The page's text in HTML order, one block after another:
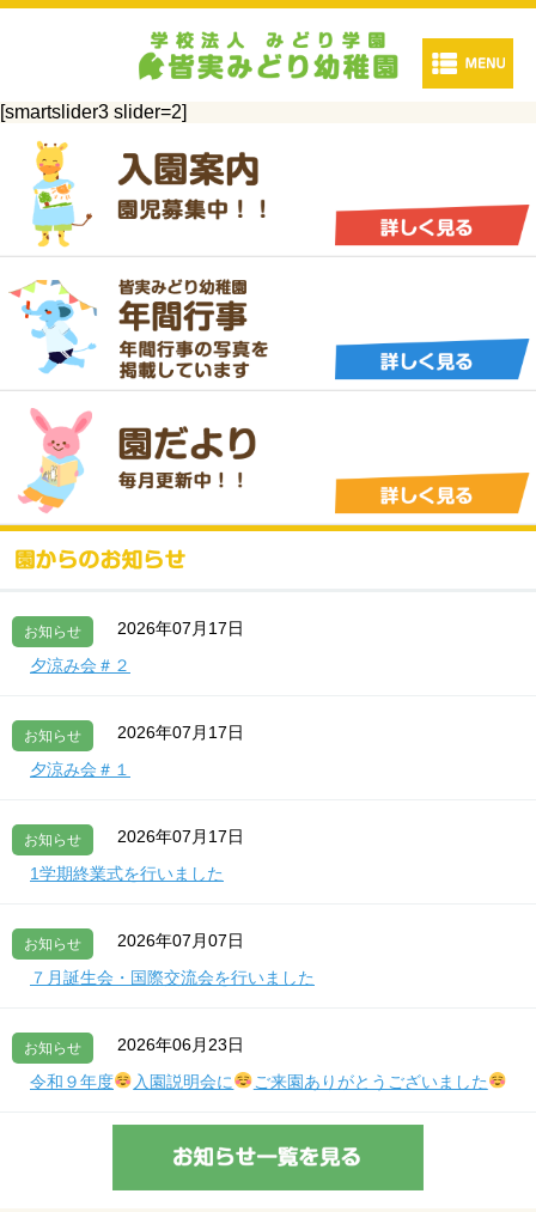
[smartslider3 slider=2]
お知らせ
2026年07月17日
夕涼み会＃２
お知らせ
2026年07月17日
夕涼み会＃１
お知らせ
2026年07月17日
1学期終業式を行いました
お知らせ
2026年07月07日
７月誕生会・国際交流会を行いました
お知らせ
2026年06月23日
令和９年度
入園説明会に ご来園ありがとうございました